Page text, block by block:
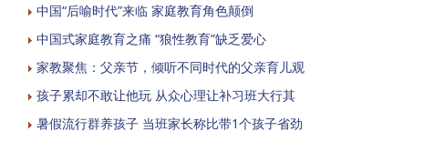
中国“后喻时代”来临 家庭教育角色颠倒
中国式家庭教育之痛 “狼性教育”缺乏爱心
家教聚焦：父亲节，倾听不同时代的父亲育儿观
孩子累却不敢让他玩 从众心理让补习班大行其
暑假流行群养孩子 当班家长称比带1个孩子省劲